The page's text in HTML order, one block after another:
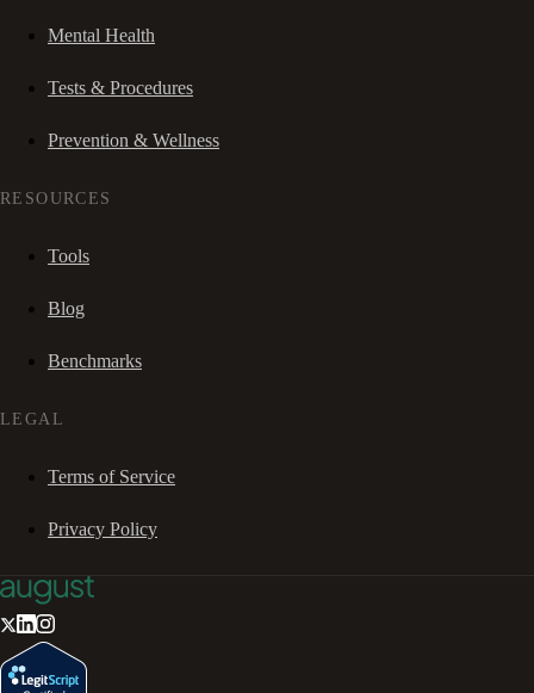
Mental Health
Tests & Procedures
Prevention & Wellness
RESOURCES
Tools
Blog
Benchmarks
LEGAL
Terms of Service
Privacy Policy